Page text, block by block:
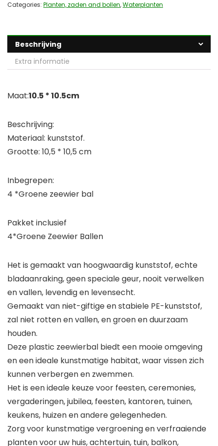
Categories: Planten, zaden and bollen,Waterplanten
Beschrijving
Extra informatie
Maat:10.5 * 10.5cm
Beschrijving:
Materiaal: kunststof.
Grootte: 10,5 * 10,5 cm
Inbegrepen:
4 *Groene zeewier bal
Pakket inclusief
4*Groene Zeewier Ballen
Het is gemaakt van hoogwaardig kunststof, echte
bladaanraking, geen speciale geur, nooit verwelken
en vallen, levendig en levensecht.
Gemaakt van niet-giftige en stabiele PE-kunststof,
zal niet rotten en vallen, en groen en duurzaam
houden.
Deze plastic zeewierbal biedt een mooie omgeving
en een ideale kunstmatige habitat, waar vissen zich
kunnen verbergen en zwemmen.
Het is een ideale keuze voor feesten, ceremonies,
vergaderingen, jubilea, feesten, kantoren, tuinen,
keukens, huizen en andere gelegenheden.
Zorg voor kunstmatige vergroening en verfraaiende
planten voor uw huis, achtertuin, tuin, balkon,